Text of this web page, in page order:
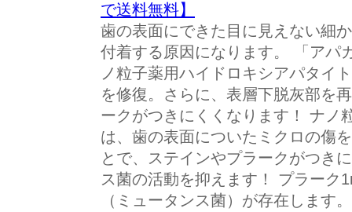
で送料無料】
歯の表面にできた目に見えない細
付着する原因になります。 「アパ
ノ粒子薬用ハイドロキシアパタイ
を修復。さらに、表層下脱灰部を
ークがつきにくくなります！ ナノ
は、歯の表面についたミクロの傷
とで、ステインやプラークがつき
ス菌の活動を抑えます！ プラーク
（ミュータンス菌）が存在します